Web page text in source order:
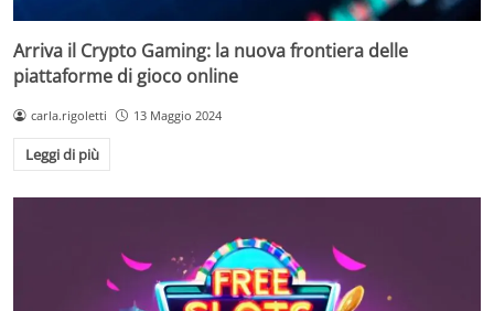
Arriva il Crypto Gaming: la nuova frontiera delle
piattaforme di gioco online
carla.rigoletti 13 Maggio 2024
Leggi di più